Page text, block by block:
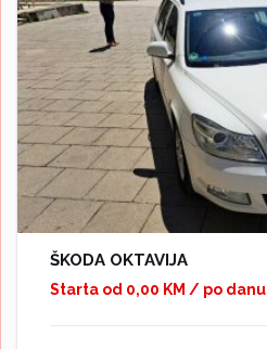
ŠKODA OKTAVIJA
Starta od 0,00 KM / po danu